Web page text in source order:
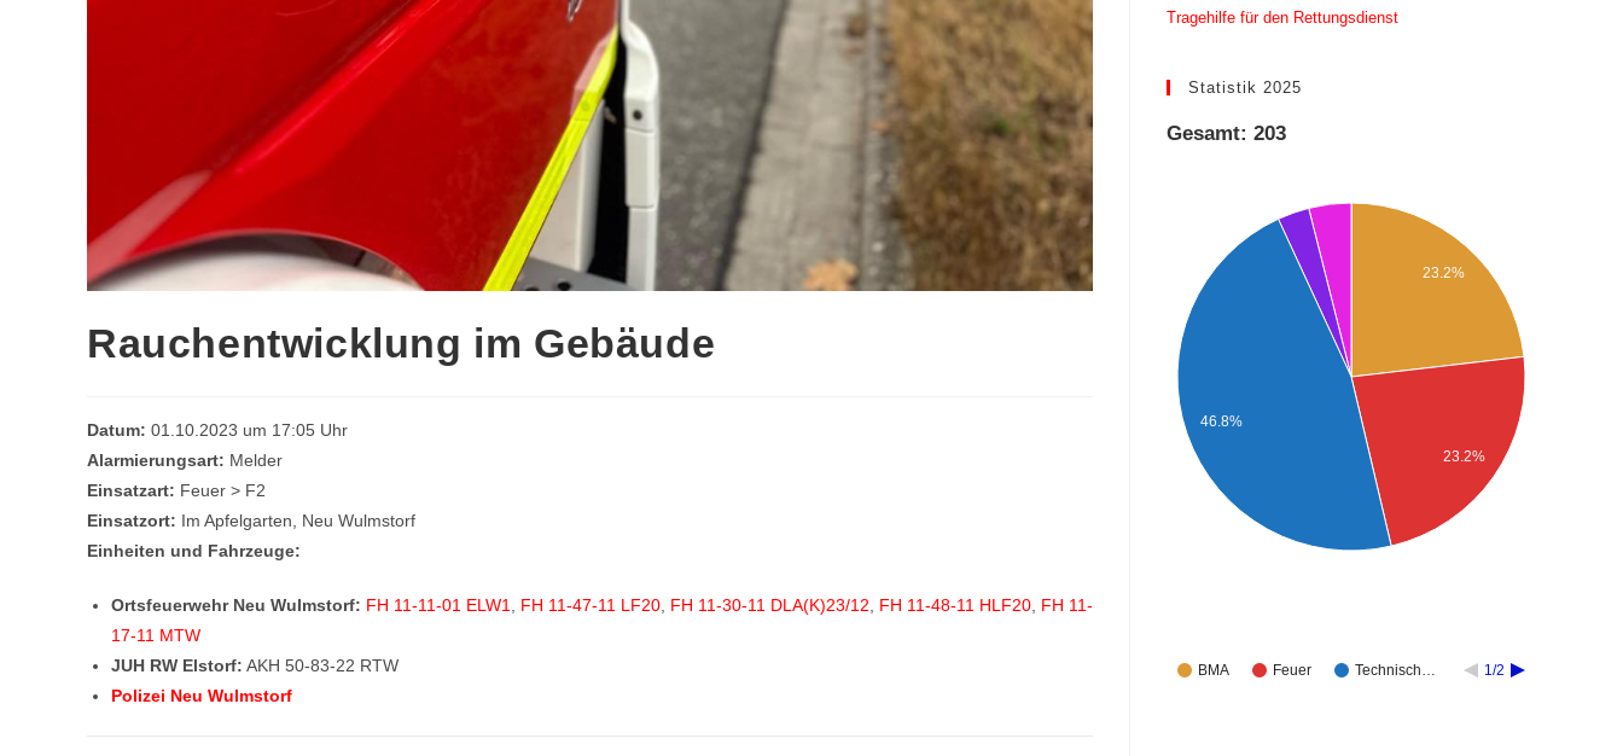
Rauchentwicklung im Gebäude
Datum: 01.10.2023 um 17:05 Uhr
Alarmierungsart: Melder
Einsatzart: Feuer > F2
Einsatzort: Im Apfelgarten, Neu Wulmstorf
Einheiten und Fahrzeuge:
Ortsfeuerwehr Neu Wulmstorf: FH 11-11-01 ELW1 FH 11-47-11 LF20 FH 11-30-11 DLA(K)23/12 FH 11-48-11 HLF20 FH 11-
17-11 MTW
JUH RW Elstorf: AKH 50-83-22 RTW
Polizei Neu Wulmstorf
Tragehilfe für den Rettungsdienst
Statistik 2025
Gesamt: 203
BMA Feuer Technisch… 1/2
23.2%
23.2%
46.8%